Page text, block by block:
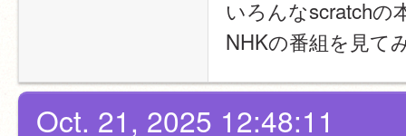
いろんなscratchの
NHKの番組を見て
Oct. 21, 2025 12:48:11